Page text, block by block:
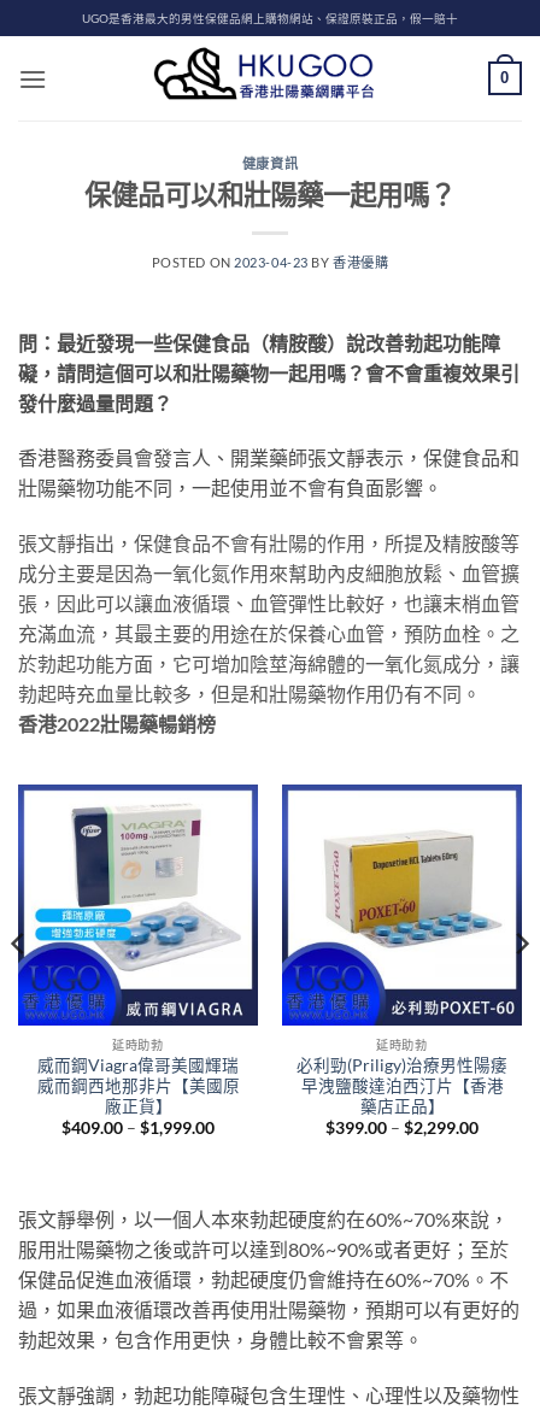
to
content
UGO是香港最大的男性保健品網上購物網站、保證原裝正品，假一賠十
0
健康資訊
保健品可以和壯陽藥一起用嗎？
POSTED ON 2023-04-23 BY香港優購
問：最近發現一些保健食品（精胺酸）說改善勃起功能障
礙，請問這個可以和壯陽藥物一起用嗎？會不會重複效果引
發什麼過量問題？
香港醫務委員會發言人、開業藥師張文靜表示，保健食品和
壯陽藥物功能不同，一起使用並不會有負面影響。
張文靜指出，保健食品不會有壯陽的作用，所提及精胺酸等
成分主要是因為一氧化氮作用來幫助內皮細胞放鬆、血管擴
張，因此可以讓血液循環、血管彈性比較好，也讓末梢血管
充滿血流，其最主要的用途在於保養心血管，預防血栓。之
於勃起功能方面，它可增加陰莖海綿體的一氧化氮成分，讓
勃起時充血量比較多，但是和壯陽藥物作用仍有不同。
香港2022壯陽藥暢銷榜
延時助勃
威而鋼Viagra偉哥美國輝瑞
威而鋼西地那非片【美國原
廠正貨】
$409.00 – $1,999.00Price
延時助勃
必利勁(Priligy)治療男性陽痿
早洩鹽酸達泊西汀片【香港
藥店正品】
$399.00 – $2,299.00Price
張文靜舉例，以一個人本來勃起硬度約在60%~70%來說，
服用壯陽藥物之後或許可以達到80%~90%或者更好；至於
保健品促進血液循環，勃起硬度仍會維持在60%~70%。不
過，如果血液循環改善再使用壯陽藥物，預期可以有更好的
勃起效果，包含作用更快，身體比較不會累等。
張文靜強調，勃起功能障礙包含生理性、心理性以及藥物性